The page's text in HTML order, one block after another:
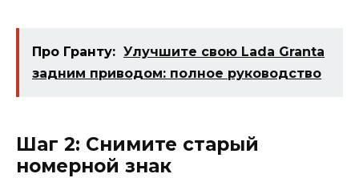
Про Гранту: Улучшите свою Lada Granta
задним приводом: полное руководство
Шаг 2: Снимите старый
номерной знак